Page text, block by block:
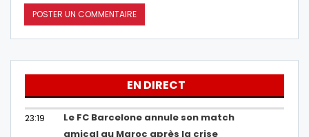
EN DIRECT
23:19
Le FC Barcelone annule son match
amical au Maroc après la crise